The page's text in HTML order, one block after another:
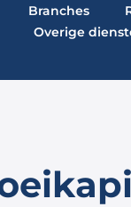
Branches
Overige